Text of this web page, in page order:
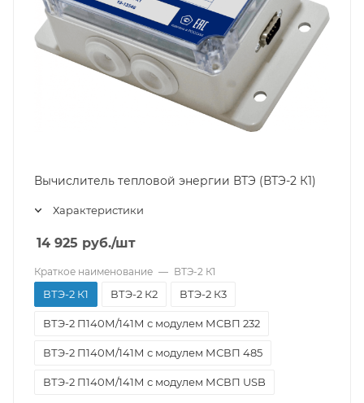
Вычислитель тепловой энергии ВТЭ (ВТЭ-2 К1)
Характеристики
14 925 руб./шт
Краткое наименование — ВТЭ-2 К1
ВТЭ-2 К1 ВТЭ-2 К2 ВТЭ-2 К3
ВТЭ-2 П140М/141М с модулем МСВП 232
ВТЭ-2 П140М/141М с модулем МСВП 485
ВТЭ-2 П140М/141М с модулем МСВП USB